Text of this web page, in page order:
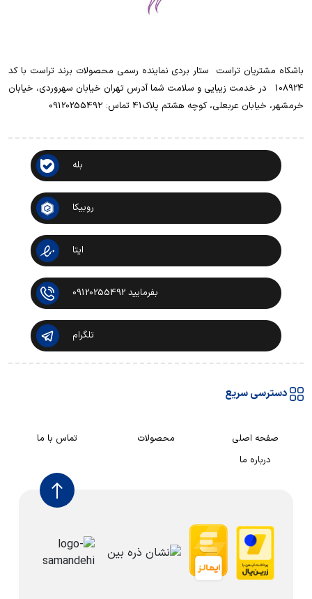
باشکاه مشتریان تراست ‌ ‌ستار بردی نماینده رسمی محصولات برند تراست با کد
108924 ‌ ‌ در خدمت زیبایی و سلامت شما آدرس تهران خیابان سهروردی، خیابان
خرمشهر، خیابان عربعلی، کوچه هشتم پلاک41 تماس: 0912025549۲
بله
روبیکا
ایتا
بفرمایید 09120255492
تلگرام
دسترسی سریع
صفحه اصلی محصولات
تماس با ما
درباره ما